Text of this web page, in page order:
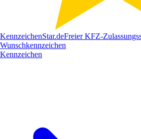
KennzeichenStar.deFreier KFZ-
Wunschkennzeichen
Kennzeichen